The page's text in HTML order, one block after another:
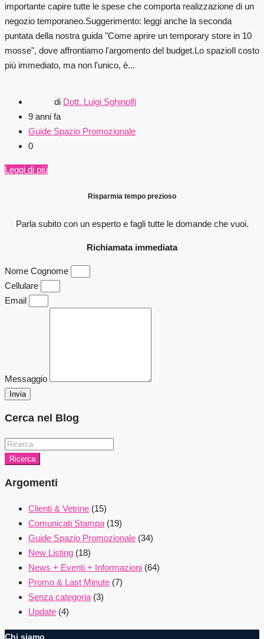
importante capire tutte le spese che comporta realizzazione di un
negozio temporaneo.Suggerimento: leggi anche la seconda
puntata della nostra guida "Come aprire un temporary store in 10
mosse", dove affrontiamo l'argomento del budget.Lo spazioIl costo
più immediato, ma non l'unico, è...
di Dott. Luigi Sghinolfi
9 anni fa
Guide Spazio Promozionale
0
Leggi di più
Risparmia tempo prezioso
Parla subito con un esperto e faglitutte le domande che vuoi.
Richiamata immediata
Nome Cognome
Cellulare
Email
Messaggio
Invia
Cerca nel Blog
Ricerca
Argomenti
Clienti & Vetrine (15)
Comunicati Stampa (19)
Guide Spazio Promozionale (34)
New Listing (18)
News + Eventi + Informazioni (64)
Promo & Last Minute (7)
Senza categoria (3)
Update (4)
Chi siamo